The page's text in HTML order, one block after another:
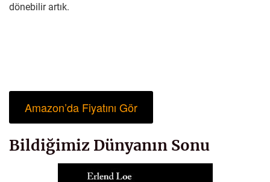
dönebilir artık.
Amazon’da Fiyatını Gör
Bildiğimiz Dünyanın Sonu